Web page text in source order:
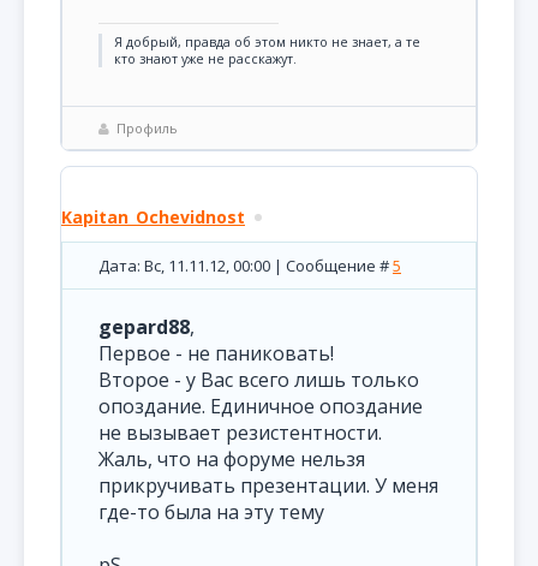
Я добрый, правда об этом никто не знает, а те
кто знают уже не расскажут.
Профиль
Kapitan_Ochevidnost
Дата: Вс, 11.11.12, 00:00 | Сообщение #5
gepard88,
Первое - не паниковать!
Второе - у Вас всего лишь только
опоздание. Единичное опоздание
не вызывает резистентности.
Жаль, что на форуме нельзя
прикручивать презентации. У меня
где-то была на эту тему